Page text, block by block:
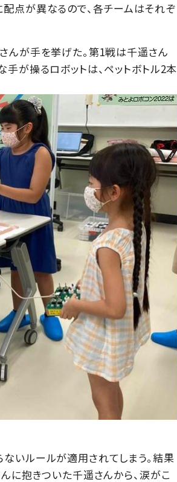
点が異なるので、各チームはそれぞ
んが手を挙げた。第1戦は千遥さん
が操るロボットは、ペットボトル2本
いルールが適用されてしまう。結果
に抱きついた千遥さんから、涙がこ